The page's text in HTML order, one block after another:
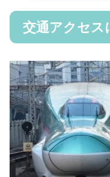
交通アクセス